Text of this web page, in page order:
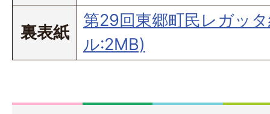
裏表紙
第29回東郷町民レガッ
ル:2MB)